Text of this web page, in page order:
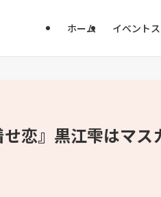
ホーム イベント
恋』黒江雫はマ